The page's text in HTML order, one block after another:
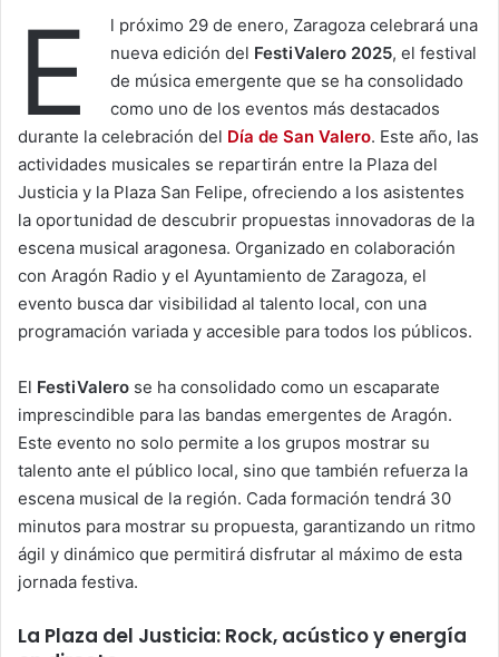
E
l próximo 29 de enero, Zaragoza celebrará una
nueva edición del FestiValero 2025, el festival
de música emergente que se ha consolidado
como uno de los eventos más destacados
durante la celebración del Día de San Valero. Este año, las
actividades musicales se repartirán entre la Plaza del
Justicia y la Plaza San Felipe, ofreciendo a los asistentes
la oportunidad de descubrir propuestas innovadoras de la
escena musical aragonesa. Organizado en colaboración
con Aragón Radio y el Ayuntamiento de Zaragoza, el
evento busca dar visibilidad al talento local, con una
programación variada y accesible para todos los públicos.
El FestiValero se ha consolidado como un escaparate
imprescindible para las bandas emergentes de Aragón.
Este evento no solo permite a los grupos mostrar su
talento ante el público local, sino que también refuerza la
escena musical de la región. Cada formación tendrá 30
minutos para mostrar su propuesta, garantizando un ritmo
ágil y dinámico que permitirá disfrutar al máximo de esta
jornada festiva.
La Plaza del Justicia: Rock, acústico y energía